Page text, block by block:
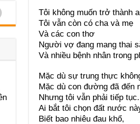
Tôi không muốn trở thành
Tôi vẫn còn có cha và mẹ
Và các con thơ
Người vợ đang mang thai
Và nhiều bệnh nhân trong
Mặc dù sự trung thực
Mặc dù con đường đã đến
Nhưng tôi vẫn phải tiếp tục.
Ai bắt tôi chọn đất nước
Biết bao nhiêu đau khổ,